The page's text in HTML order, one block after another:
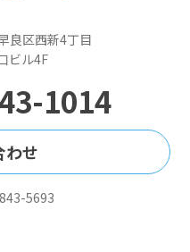
良区西新4丁目
ビル4F
1014
わせ
5693